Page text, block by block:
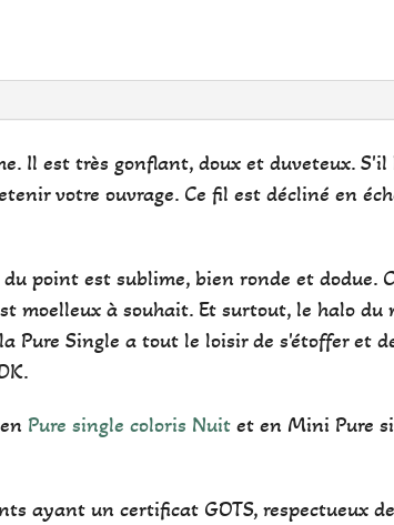
Il est très gonflant, doux et duveteux. S'il
votre ouvrage. Ce fil est décliné en
point est sublime, bien ronde et dodue.
moelleux à souhait. Et surtout, le halo du
Pure Single a tout le loisir de s'étoffer et
Pure single coloris Nuitet en Mini Pure
ayant un certificat GOTS, respectueux